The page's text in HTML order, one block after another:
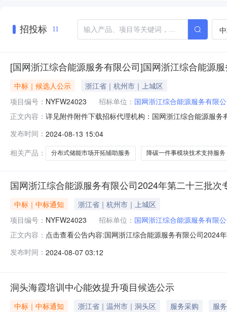
招投标 11
[国网浙江综合能源服务有限公司]国网浙江综合能源
中标｜候选人公示
浙江省｜杭州市｜上城区
项目编号： NYFW24023 招标单位： 国网浙江综合能源服务有限
正文内容： 详见附件附件下载招标代理机构：国网浙江综合能源服
《招标公告和公示信息发布管理办法》对成交候选人公
在成交候选人公示期间以书面形式（
发布时间： 2024-08-13 15:04
相关产品：
分布式储能市场开拓辅助服务 降碳一件事模块技术支持服务
国网浙江综合能源服务有限公司2024年第二十三批次
中标｜中标通知
浙江省｜杭州市｜上城区
项目编号： NYFW24023 招标单位： 国网浙江综合能源服务有限
正文内容： 点击查看公告内容:国网浙江综合能源服务有限公司2024
二、其他：详见附件三、监督部门本招标项目的监督部
发布时间： 2024-08-07 03:12
洞头海霞培训中心能效提升项目候选公示
中标｜中标通知 浙江省｜温州市｜洞头区 服务采购
服务